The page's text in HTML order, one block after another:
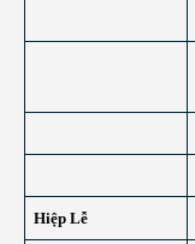
Hiệp Lễ